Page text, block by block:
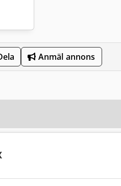
Anmäl annons